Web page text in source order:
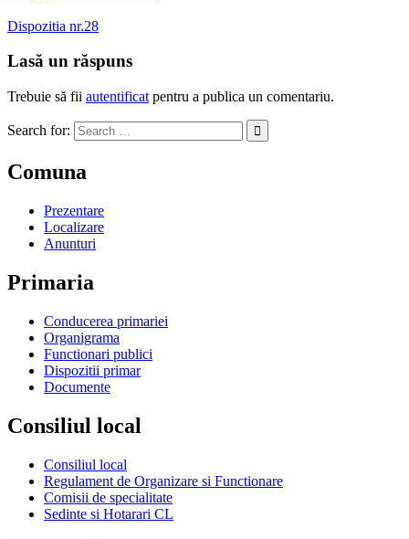
Dispozitia nr.28
Lasă un răspuns
Trebuie să fii autentificat pentru a publica un comentariu.
Search for:
Comuna
Prezentare
Localizare
Anunturi
Primaria
Conducerea primariei
Organigrama
Functionari publici
Dispozitii primar
Documente
Consiliul local
Consiliul local
Regulament de Organizare si Functionare
Comisii de specialitate
Sedinte si Hotarari CL